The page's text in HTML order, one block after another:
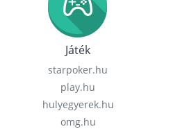
Játék
starpoker.hu
play.hu
hulyegyerek.hu
omg.hu